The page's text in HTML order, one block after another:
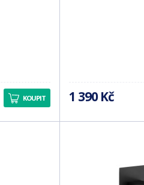
KOUPIT 1 390 Kč